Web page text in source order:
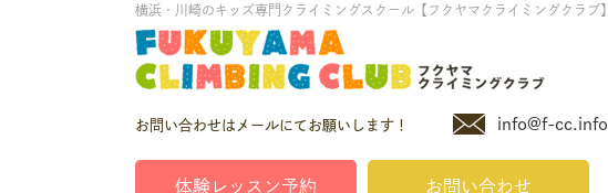
横浜・川崎のキッズ専門クライミングスクール【フクヤマクライミングクラブ】
お問い合わせはメールにてお願いします！ info@f-cc.info
体験レッスン予約 お問い合わせ